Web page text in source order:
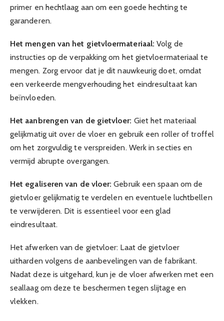
primer en hechtlaag aan om een goede hechting te
garanderen.
Het mengen van het gietvloermateriaal:Volg de
instructies op de verpakking om het gietvloermateriaal te
mengen. Zorg ervoor dat je dit nauwkeurig doet, omdat
een verkeerde mengverhouding het eindresultaat kan
beïnvloeden.
Het aanbrengen van de gietvloer: Giet het materiaal
gelijkmatig uit over de vloer en gebruik een roller of troffel
om het zorgvuldig te verspreiden. Werk in secties en
vermijd abrupte overgangen.
Het egaliseren van de vloer:Gebruik een spaan om de
gietvloer gelijkmatig te verdelen en eventuele luchtbellen
te verwijderen. Dit is essentieel voor een glad
eindresultaat.
Het afwerken van de gietvloer: Laat de gietvloer
uitharden volgens de aanbevelingen van de fabrikant.
Nadat deze is uitgehard, kun je de vloer afwerken met een
seallaag om deze te beschermen tegen slijtage en
vlekken.